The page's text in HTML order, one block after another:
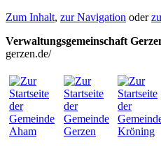
Zum Inhalt, zur Navigation oder
Verwaltungsgemeinschaft
gerzen.de/